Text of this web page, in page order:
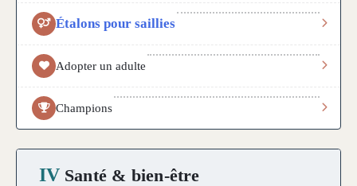
Étalons pour saillies
Adopter un adulte
Champions
IV Santé & bien-être